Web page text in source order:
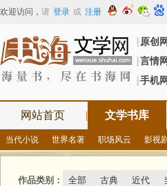
欢迎访问 ， 请 登录 或 注册
┠原创网
┠言情网
┠手机网
网站首页 | 文学书库
当代小说 世界名著 职场风云 影视
作品类别： 全部 古典 近代